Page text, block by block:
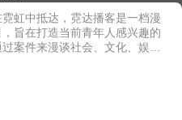
虹中抵达，霓达播客是一档漫
旨在打造当前青年人感兴趣的
案件来漫谈社会、文化、娱乐